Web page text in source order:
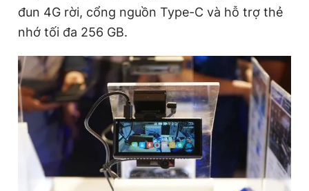
Theo dõi báo trên
0906 645 777 0908 780 404
Đặt báo Quảng cáo RSS Tòa soạn Chính sách bảo
Tổng biên tập: Nguyễn Ngọc Toàn
Phó tổng biên tập thường trực: Hải Thành
Phó tổng biên tập: Lâm Hiếu Dũng
Phó tổng biên tập: Trần Việt Hưng
Tổng thư ký tòa soạn: Đức Trung
đun 4G rời, cổng nguồn Type-C và hỗ trợ thẻ
nhớ tối đa 256 GB.